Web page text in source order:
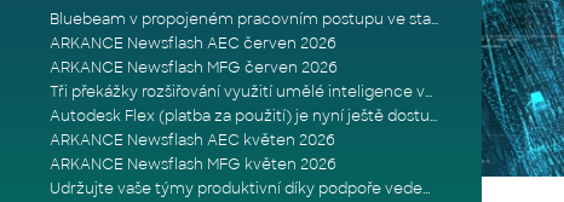
Bluebeam v propojeném pracovním postupu ve stavebnictví: Proč je int
ARKANCE Newsflash AEC červen 2026
ARKANCE Newsflash MFG červen 2026
Tři překážky rozšiřování využití umělé inteligence ve stavebním prům
Autodesk Flex (platba za použití) je nyní ještě dostupnější
ARKANCE Newsflash AEC květen 2026
ARKANCE Newsflash MFG květen 2026
Udržujte vaše týmy produktivní díky podpoře vedené odborníky